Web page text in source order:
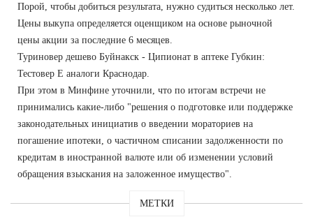
Порой, чтобы добиться результата, нужно судиться несколько лет.
Цены выкупа определяется оценщиком на основе рыночной
цены акции за последние 6 месяцев.
Туриновер дешево Буйнакск - Ципионат в аптеке Губкин:
Тестовер Е аналоги Краснодар.
При этом в Минфине уточнили, что по итогам встречи не
принимались какие-либо "решения о подготовке или поддержке
законодательных инициатив о введении мораториев на
погашение ипотеки, о частичном списании задолженности по
кредитам в иностранной валюте или об изменении условий
обращения взыскания на заложенное имущество".
МЕТКИ